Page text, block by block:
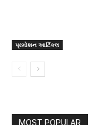
પ્રમોશન આર્ટિકલ
MOST POPULAR